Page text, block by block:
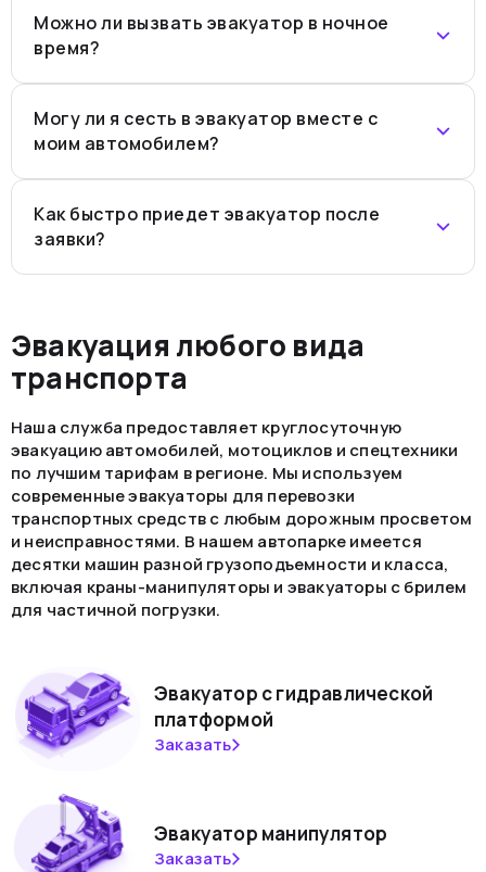
Можно ли вызвать эвакуатор в ночное
время?
Могу ли я сесть в эвакуатор вместе с
моим автомобилем?
Как быстро приедет эвакуатор после
заявки?
Эвакуация любого вида
транспорта
Наша служба предоставляет круглосуточную
эвакуацию автомобилей, мотоциклов и спецтехники
по лучшим тарифам в регионе. Мы используем
современные эвакуаторы для перевозки
транспортных средств с любым дорожным просветом
и неисправностями. В нашем автопарке имеется
десятки машин разной грузоподъемности и класса,
включая краны-манипуляторы и эвакуаторы с брилем
для частичной погрузки.
Эвакуатор с гидравлической
платформой
Заказать
Эвакуатор манипулятор
Заказать